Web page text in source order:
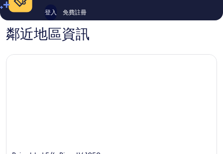
登入 免費註冊
鄰近地區資訊